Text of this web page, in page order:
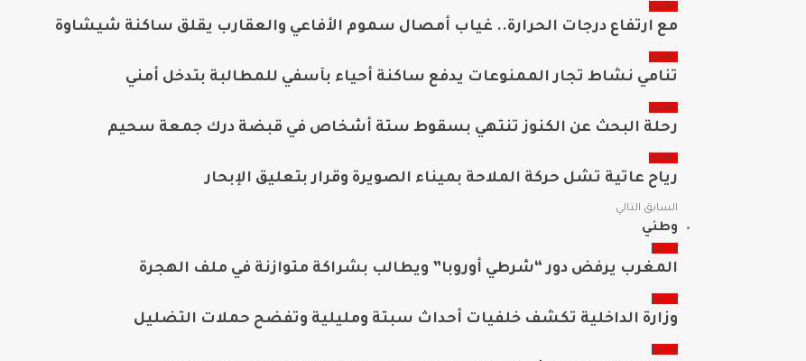
جهوي
مع ارتفاع درجات الحرارة.. غياب أمصال سموم الأفاعي والعقارب يقلق ساكنة شيشاوة
جهوي
تنامي نشاط تجار الممنوعات يدفع ساكنة أحياء بآسفي للمطالبة بتدخل أمني
جهوي
رحلة البحث عن الكنوز تنتهي بسقوط ستة أشخاص في قبضة درك جمعة سحيم
جهوي
رياح عاتية تشل حركة الملاحة بميناء الصويرة وقرار بتعليق الإبحار
السابق التالي
وطني
وطني
المغرب يرفض دور “شرطي أوروبا” ويطالب بشراكة متوازنة في ملف الهجرة
وطني
وزارة الداخلية تكشف خلفيات أحداث سبتة ومليلية وتفضح حملات التضليل
وطني